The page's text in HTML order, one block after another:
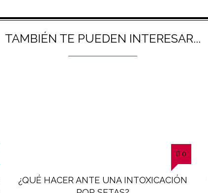
TAMBIÉN TE PUEDEN INTERESAR...
0
¿QUÉ HACER ANTE UNA INTOXICACIÓN